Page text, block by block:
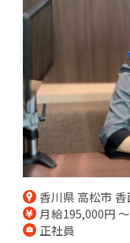
香川県 高松市
月給195,000円
正社員